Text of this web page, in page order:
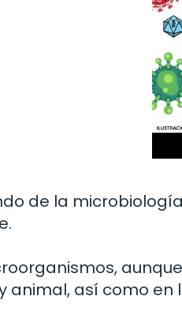
de la
animal, así como